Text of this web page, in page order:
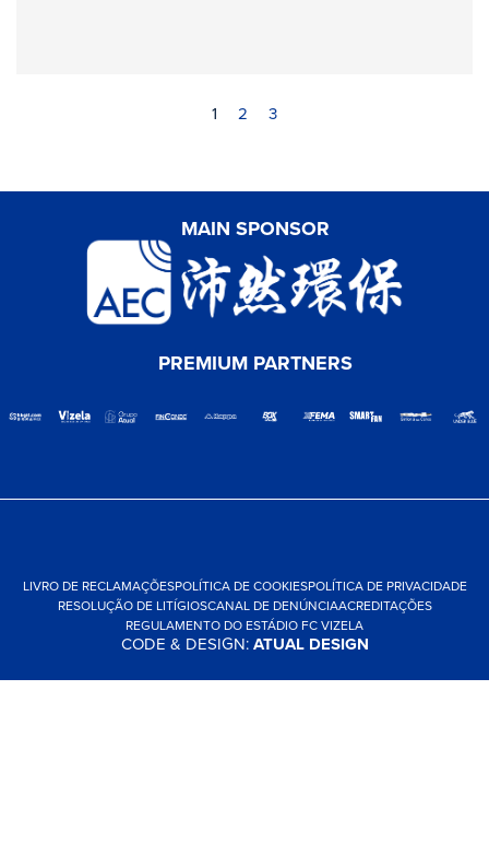
1 2 3
MAIN SPONSOR
PREMIUM PARTNERS
LIVRO DE RECLAMAÇÕESPOLÍTICA DE COOKIESPOLÍTICA DE PRIVACIDADE
RESOLUÇÃO DE LITÍGIOSCANAL DE DENÚNCIAACREDITAÇÕES
REGULAMENTO DO ESTÁDIO FC VIZELA
CODE & DESIGN:ATUAL DESIGN